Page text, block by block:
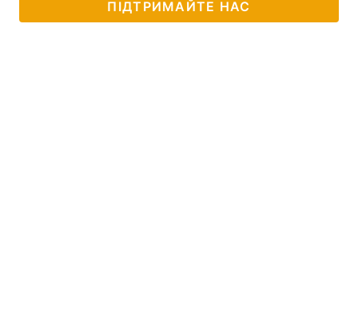
ПІДТРИМАЙТЕ НАС